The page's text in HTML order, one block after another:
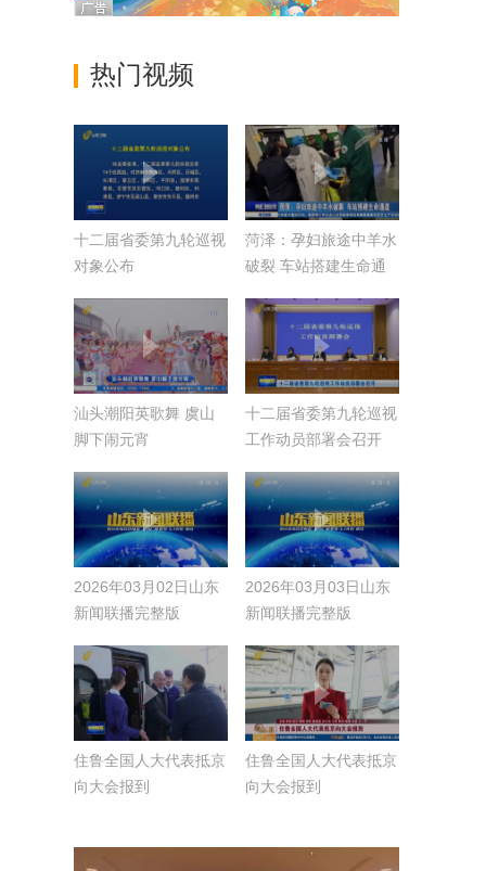
热门视频
十二届省委第九轮巡视
对象公布
菏泽：孕妇旅途中羊水
破裂 车站搭建生命通
汕头潮阳英歌舞 虞山
脚下闹元宵
十二届省委第九轮巡视
工作动员部署会召开
2026年03月02日山东
新闻联播完整版
2026年03月03日山东
新闻联播完整版
住鲁全国人大代表抵京
向大会报到
住鲁全国人大代表抵京
向大会报到